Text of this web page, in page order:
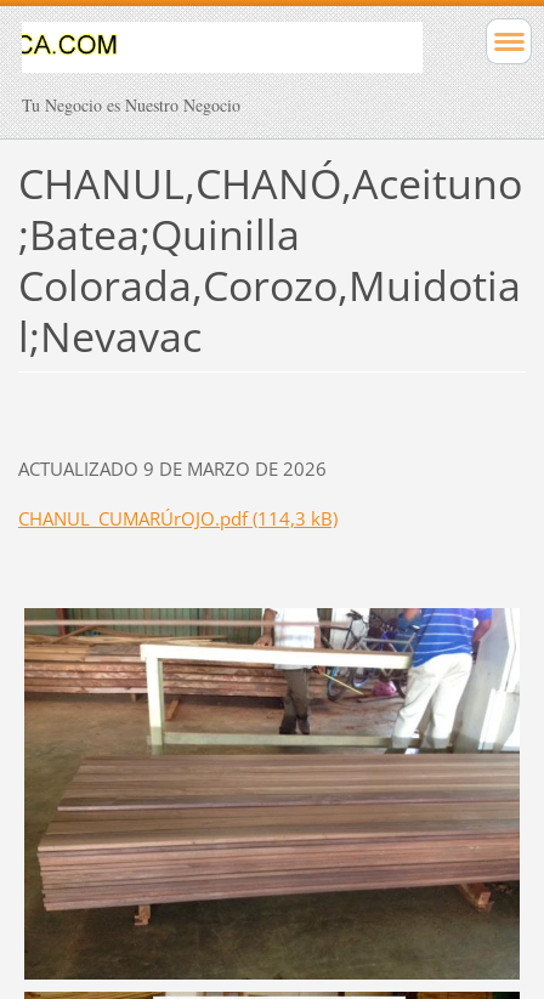
Tu Negocio es Nuestro Negocio
CHANUL,CHANÓ,Aceituno
;Batea;Quinilla
Colorada,Corozo,Muidotia
l;Nevavac
ACTUALIZADO 9 DE MARZO DE 2026
CHANUL_CUMARÚrOJO.pdf (114,3 kB)